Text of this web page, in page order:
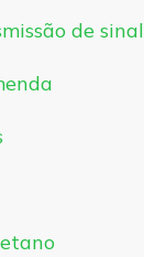
de sinal